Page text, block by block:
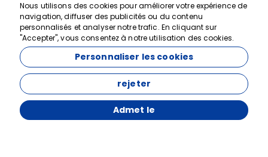
+90 5324955463
info@dubaiaktiviteleri.com
Réseaux sociaux
Nous utilisons des cookies pour améliorer votre expérience de
navigation, diffuser des publicités ou du contenu
personnalisés et analyser notre trafic. En cliquant sur
"Accepter", vous consentez à notre utilisation des cookies.
Personnaliser les cookies
rejeter
Admet le
Nous sommes là
pour vous aider